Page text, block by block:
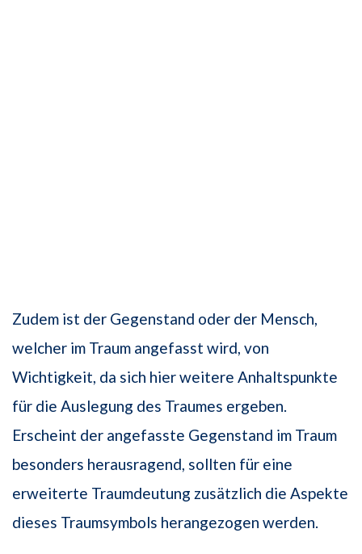
Zudem ist der Gegenstand oder der Mensch,
welcher im Traum angefasst wird, von
Wichtigkeit, da sich hier weitere Anhaltspunkte
für die Auslegung des Traumes ergeben.
Erscheint der angefasste Gegenstand im Traum
besonders herausragend, sollten für eine
erweiterte Traumdeutung zusätzlich die Aspekte
dieses Traumsymbols herangezogen werden.